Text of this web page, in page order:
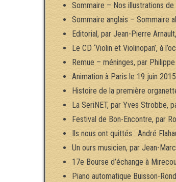
Sommaire – Nos illustrations
Sommaire anglais – Sommaire
Editorial, par Jean-Pierre
Le CD ‘Violin et Violinopan’, à
Remue – méninges, par
Animation à Paris le 19 juin
Histoire de la première
La SeriNET, par Yves Strobbe,
Festival de Bon-Encontre, par
Ils nous ont quittés : André
Un ours musicien, par Jean-
17e Bourse d’échange à
Piano automatique Buisson-